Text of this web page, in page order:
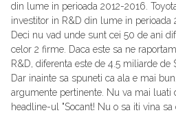
din lume in perioada 2012-2016.
investitor in R&D din lume in
Deci nu vad unde sunt cei 50 de ani
celor 2 firme. Daca este sa ne
R&D, diferenta este de 4.5 miliarde de
Dar inainte sa spuneti ca ala e mai
argumente pertinente. Nu va mai luati
headline-ul "Socant! Nu o sa iti vina